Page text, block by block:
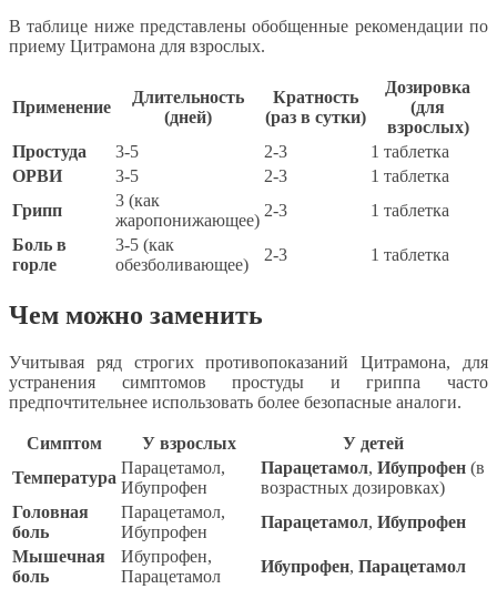
В таблице ниже представлены обобщенные рекомендации по
приему Цитрамона для взрослых.
Применение
Длительность
(дней)
Кратность
(раз в сутки)
Дозировка
(для
взрослых)
Простуда
3-5 2-3
1 таблетка
ОРВИ
3-5 2-3
1 таблетка
Грипп
3 (как
жаропонижающее)
2-3
1 таблетка
Боль в
горле
3-5 (как
обезболивающее)
2-3 1 таблетка
Чем можно заменить
Учитывая ряд строгих противопоказаний Цитрамона, для
устранения симптомов простуды и гриппа часто
предпочтительнее использовать более безопасные аналоги.
Симптом У взрослых
У детей
Температура
Парацетамол,
Ибупрофен
Парацетамол, Ибупрофен (в
возрастных дозировках)
Головная
боль
Парацетамол,
Ибупрофен
Парацетамол, Ибупрофен
Мышечная
боль
Ибупрофен,
Парацетамол
Ибупрофен, Парацетамол